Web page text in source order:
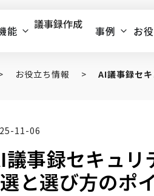
能 議事録作成 事例 お
お役立ち情報 > AI議事録セ
11-06
議事録セキュリ
と選び方のポ